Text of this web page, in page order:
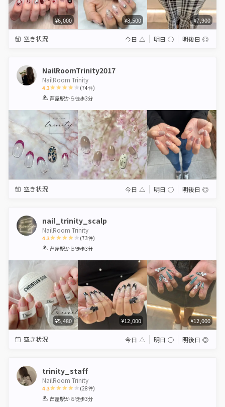
¥6,000 ¥8,500 ¥7,900
空き状況 今日 △ 明日 ◯ 明後日 ◎
NailRoomTrinity2017
NailRoom Trinity
4.3
1 2 3 4 5
(74件)
芦屋駅から徒歩3分
空き状況 今日 △ 明日 ◯ 明後日 ◎
nail_trinity_scalp
NailRoom Trinity
4.3
1 2 3 4 5
(73件)
芦屋駅から徒歩3分
¥5,480 ¥12,000 ¥12,000
空き状況 今日 △ 明日 ◯ 明後日 ◎
trinity_staff
NailRoom Trinity
4.3
1 2 3 4 5
(28件)
芦屋駅から徒歩3分